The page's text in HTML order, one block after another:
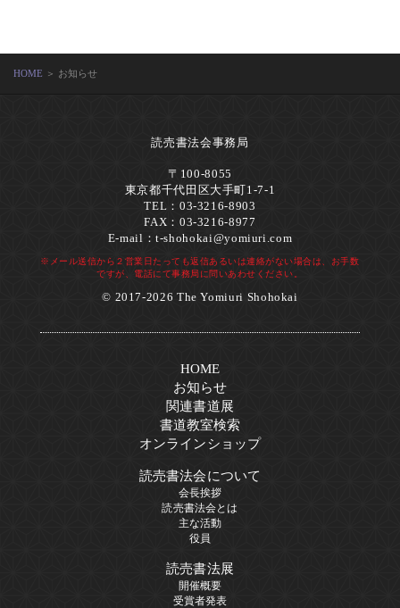
HOME ＞ お知らせ
読売書法会事務局
〒100-8055
東京都千代田区大手町1-7-1
TEL：03-3216-8903
FAX：03-3216-8977
E-mail：t-shohokai@yomiuri.com
※メール送信から２営業日たっても返信あるいは連絡がない場合は、お手数
ですが、電話にて事務局に問いあわせください。
© 2017-2026 The Yomiuri Shohokai
HOME
お知らせ
関連書道展
書道教室検索
オンラインショップ
読売書法会について
会長挨拶
読売書法会とは
主な活動
役員
読売書法展
開催概要
受賞者発表